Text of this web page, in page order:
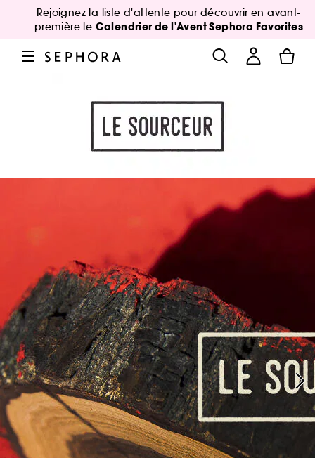
Rejoignez la liste d'attente pour découvrir en avant-
première le Calendrier de l'Avent Sephora Favorites